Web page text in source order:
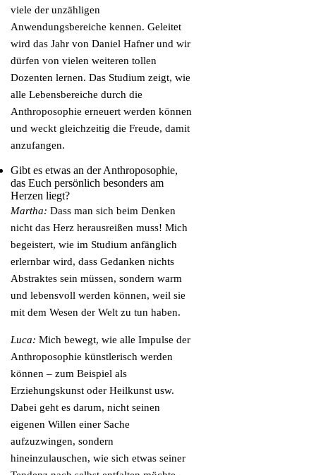
viele der unzähligen
Anwendungsbereiche kennen. Geleitet
wird das Jahr von Daniel Hafner und wir
dürfen von vielen weiteren tollen
Dozenten lernen. Das Studium zeigt, wie
alle Lebensbereiche durch die
Anthroposophie erneuert werden können
und weckt gleichzeitig die Freude, damit
anzufangen.
Gibt es etwas an der Anthroposophie,
das Euch persönlich besonders am
Herzen liegt?
Martha: Dass man sich beim Denken
nicht das Herz herausreißen muss! Mich
begeistert, wie im Studium anfänglich
erlernbar wird, dass Gedanken nichts
Abstraktes sein müssen, sondern warm
und lebensvoll werden können, weil sie
mit dem Wesen der Welt zu tun haben.
Luca: Mich bewegt, wie alle Impulse der
Anthroposophie künstlerisch werden
können – zum Beispiel als
Erziehungskunst oder Heilkunst usw.
Dabei geht es darum, nicht seinen
eigenen Willen einer Sache
aufzuzwingen, sondern
hineinzulauschen, wie sich etwas seiner